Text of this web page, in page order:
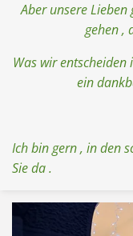
Aber unsere
gehen ,
Was wir entscheiden
ein
Ich bin gern , in den
Sie da .